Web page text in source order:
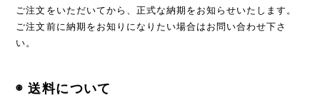
ご注文をいただいてから、正式な納期をお知らせいたします。
ご注文前に納期をお知りになりたい場合はお問い合わせ下さ
い。
◉ 送料について